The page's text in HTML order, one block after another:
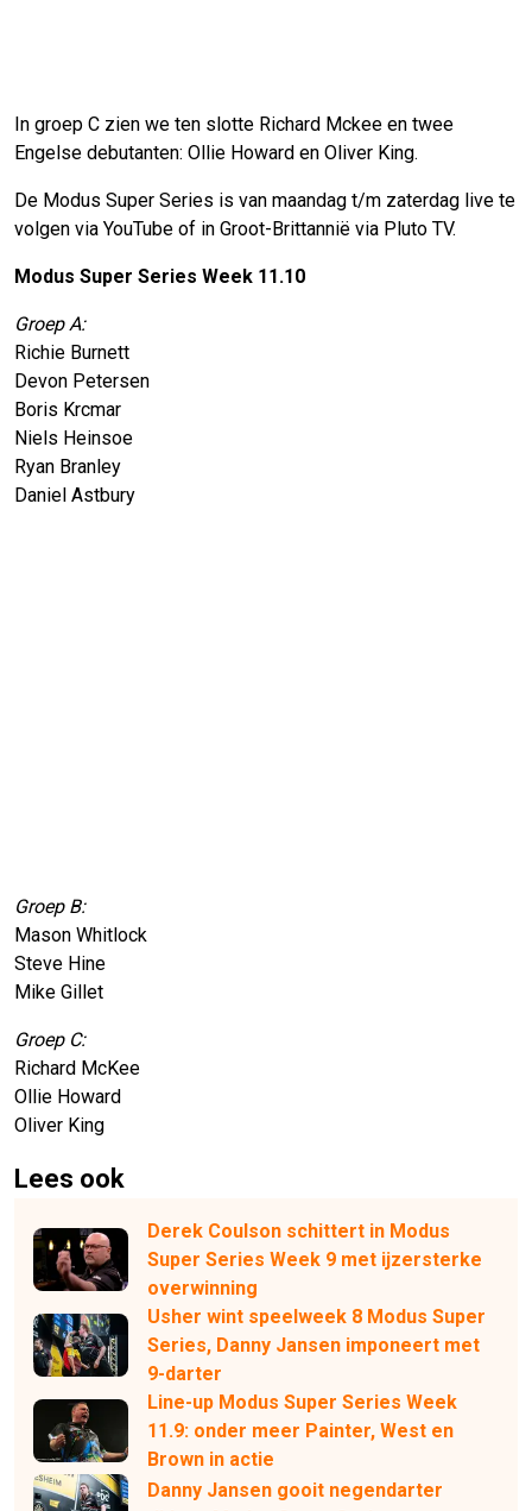
In groep C zien we ten slotte Richard Mckee en twee
Engelse debutanten: Ollie Howard en Oliver King.
De Modus Super Series is van maandag t/m zaterdag live te
volgen via YouTube of in Groot-Brittannië via Pluto TV.
Modus Super Series Week 11.10
Groep A:
Richie Burnett
Devon Petersen
Boris Krcmar
Niels Heinsoe
Ryan Branley
Daniel Astbury
Groep B:
Mason Whitlock
Steve Hine
Mike Gillet
Groep C:
Richard McKee
Ollie Howard
Oliver King
Lees ook
Derek Coulson schittert in Modus
Super Series Week 9 met ijzersterke
overwinning
Usher wint speelweek 8 Modus Super
Series, Danny Jansen imponeert met
9-darter
Line-up Modus Super Series Week
11.9: onder meer Painter, West en
Brown in actie
Danny Jansen gooit negendarter